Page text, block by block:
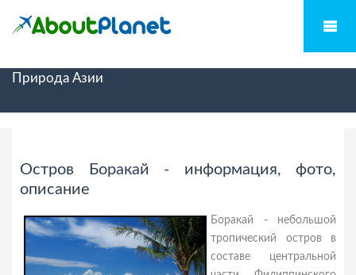
Природа Азии
Остров Боракай - информация, фото,
описание
Боракай - небольшой
тропический остров в
составе центральной